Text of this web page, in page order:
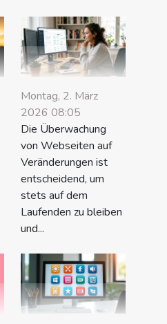
Montag, 2. März
2026 08:05
Die Überwachung
von Webseiten auf
Veränderungen ist
entscheidend, um
stets auf dem
Laufenden zu bleiben
und...